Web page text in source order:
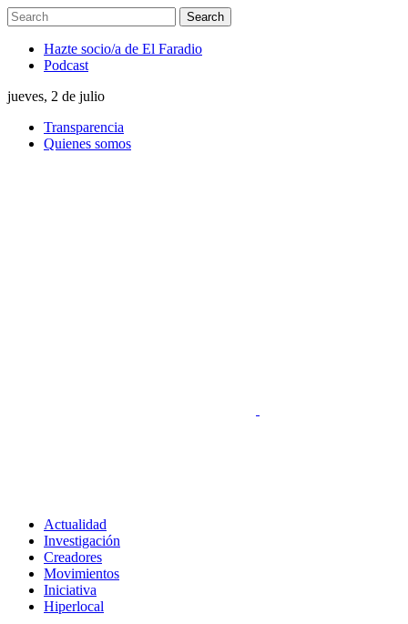
Hazte socio/a de El Faradio
Podcast
jueves, 2 de julio
Transparencia
Quienes somos
Actualidad
Investigación
Creadores
Movimientos
Iniciativa
Hiperlocal